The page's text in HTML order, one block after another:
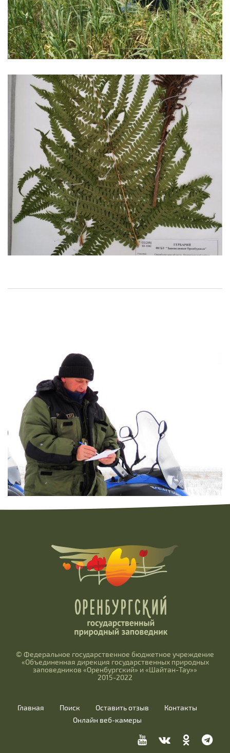
© Федеральное государственное бюджетное учреждение
«Объединенная дирекция государственных природных
заповедников «Оренбургский» и «Шайтан-Тау»»
2015-2022
Главная Поиск Оставить отзыв
Контакты
Онлайн веб-камеры